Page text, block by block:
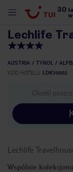
30
Lechlife
AUSTRIA TYROL
KOD HOTELU LDK50002
Określ
Lechlife
Wspólnie